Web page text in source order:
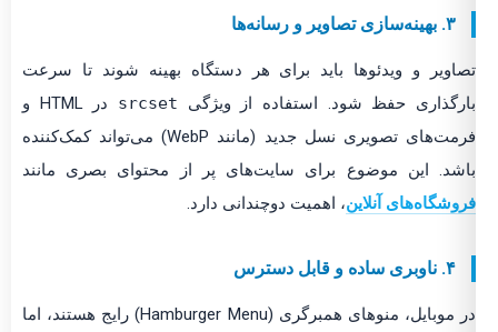
۳. بهینه‌سازی تصاویر و رسانه‌ها
تصاویر و ویدئوها باید برای هر دستگاه بهینه شوند تا سرعت
بارگذاری حفظ شود. استفاده از ویژگی srcset
در HTML و
فرمت‌های تصویری نسل جدید (مانند WebP) می‌تواند کمک‌کننده
باشد. این موضوع برای سایت‌های پر از محتوای بصری مانند
فروشگاه‌های آنلاین، اهمیت دوچندانی دارد.
۴. ناوبری ساده و قابل دسترس
در موبایل، منوهای همبرگری (Hamburger Menu) رایج هستند، اما